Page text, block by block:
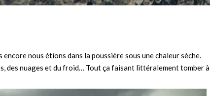
nous étions dans la poussière sous une chaleur sèche.
des nuages et du froid… Tout ça faisant littéralement tomber à